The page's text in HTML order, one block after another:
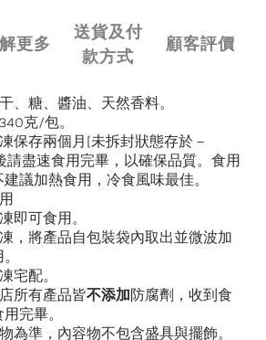
更多
送貨及付
款方式
顧客評價
糖、醬油、天然香料。
340克/包。
保存兩個月 (未拆封狀態存於－
請盡速食用完畢，以確保品質。食用
議加熱食用，冷食風味最佳。
即可食用。
，將產品自包裝袋內取出並微波加
宅配。
所有產品皆不添加防腐劑，收到食
完畢。
為準，內容物不包含盛具與擺飾。